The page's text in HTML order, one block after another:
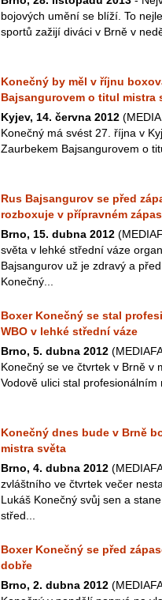
bojových umění se blíží. To
sportů zažijí diváci v Brně v
Konečný by měl v říjnu
Bajsangurovem o titul mistra
Kyjev, 14. června 2012
Konečný má svést 27. října v
Zaurbekem Bajsangurovem o
Rus Bajsangurov se před
rozboxuje v přípravném
Brno, 15. dubna 2012
světa v lehké střední váze
Bajsangurov už je zdravý a
Konečný...
Boxer Konečný se stal
WBO v lehké střední váze
Brno, 5. dubna 2012
Konečný se ve čtvrtek v Brně v
Vodově ulici stal
Konečný dnes bude v Brně
mistra světa
Brno, 4. dubna 2012
zvláštního ve čtvrtek večer
Lukáš Konečný svůj sen a
střed...
Boxer Konečný se před
dobře
Brno, 2. dubna 2012